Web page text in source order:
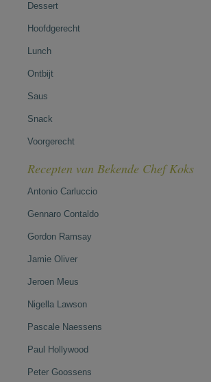
Dessert
Hoofdgerecht
Lunch
Ontbijt
Saus
Snack
Voorgerecht
Recepten van Bekende Chef Koks
Antonio Carluccio
Gennaro Contaldo
Gordon Ramsay
Jamie Oliver
Jeroen Meus
Nigella Lawson
Pascale Naessens
Paul Hollywood
Peter Goossens